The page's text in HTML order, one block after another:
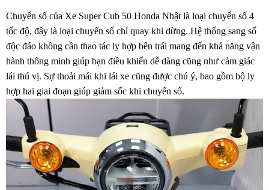
Chuyển số của Xe Super Cub 50 Honda Nhật là loại chuyển số 4
tốc độ, đây là loại chuyển số chỉ quay khi dừng. Hệ thống sang số
độc đáo không cần thao tác ly hợp bên trái mang đến khả năng vận
hành thông minh giúp bạn điều khiển dễ dàng cũng như cảm giác
lái thú vị. Sự thoải mái khi lái xe cũng được chú ý, bao gồm bộ ly
hợp hai giai đoạn giúp giảm sốc khi chuyển số.